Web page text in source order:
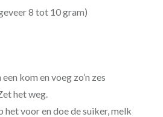
8 tot 10 gram)
kom en voeg zo’n zes
het weg.
het voor en doe de suiker, melk